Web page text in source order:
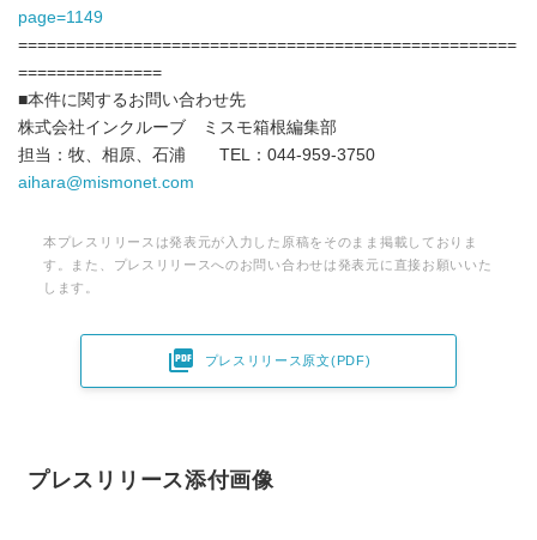
page=1149
====================================================
===============
■本件に関するお問い合わせ先
株式会社インクルーブ ミスモ箱根編集部
担当：牧、相原、石浦 TEL：044-959-3750
aihara@mismonet.com
本プレスリリースは発表元が入力した原稿をそのまま掲載しておりま
す。また、プレスリリースへのお問い合わせは発表元に直接お願いいた
します。
 プレスリリース原文(PDF)
プレスリリース添付画像